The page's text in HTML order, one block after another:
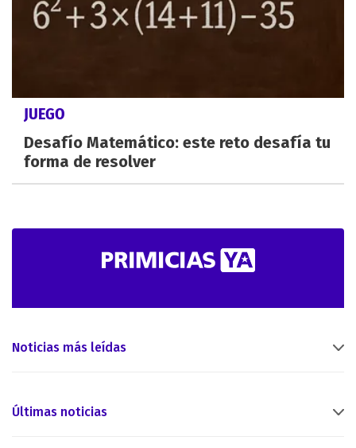
JUEGO
Desafío Matemático: este reto desafía tu
forma de resolver
Noticias más leídas
Últimas noticias